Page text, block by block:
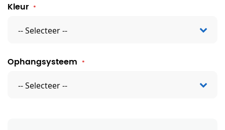
Kleur
Ophangsysteem